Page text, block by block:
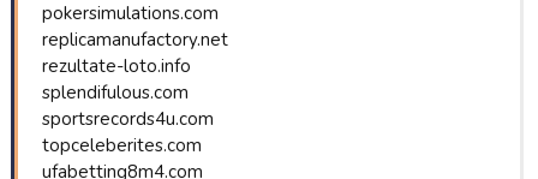
pokersimulations.com
replicamanufactory.net
rezultate-loto.info
splendifulous.com
sportsrecords4u.com
topceleberites.com
ufabetting8m4.com